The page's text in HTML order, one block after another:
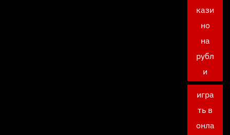
кази
но
на
рубл
и
игра
ть в
онла